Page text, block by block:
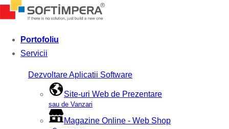
Portofoliu
Servicii
Dezvoltare Aplicatii Software
Site-uri Web de Prezentare
sau de Vanzari
Magazine Online - Web Shop